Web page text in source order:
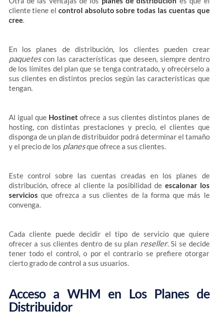
cliente tiene el control absoluto sobre todas las cuentas que
cree.
En los planes de distribución, los clientes pueden crear
paquetescon las características que deseen, siempre dentro
de los límites del plan que se tenga contratado, y ofrecérselo a
sus clientes en distintos precios según las características que
tengan.
Al igual que Hostinet ofrece a sus clientes distintos planes de
hosting, con distintas prestaciones y precio, el clientes que
disponga de un plan de distribuidor podrá determinar el tamaño
y el precio de los planesque ofrece a sus clientes.
Este control sobre las cuentas creadas en los planes de
distribución, ofrece al cliente la posibilidad de escalonar los
servicios que ofrezca a sus clientes de la forma que más le
convenga.
Cada cliente puede decidir el tipo de servicio que quiere
ofrecer a sus clientes dentro de su plan reseller. Si se decide
tener todo el control, o por el contrario se prefiere otorgar
cierto grado de control a sus usuarios.
Acceso a WHM en Los Planes de
Distribuidor